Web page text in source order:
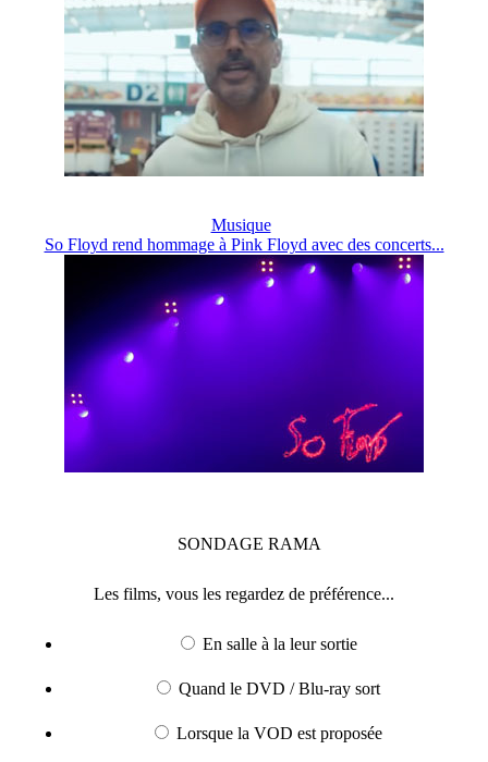
Musique
So Floyd rend hommage à Pink Floyd avec des concerts...
SONDAGE RAMA
Les films, vous les regardez de préférence...
En salle à la leur sortie
Quand le DVD / Blu-ray sort
Lorsque la VOD est proposée